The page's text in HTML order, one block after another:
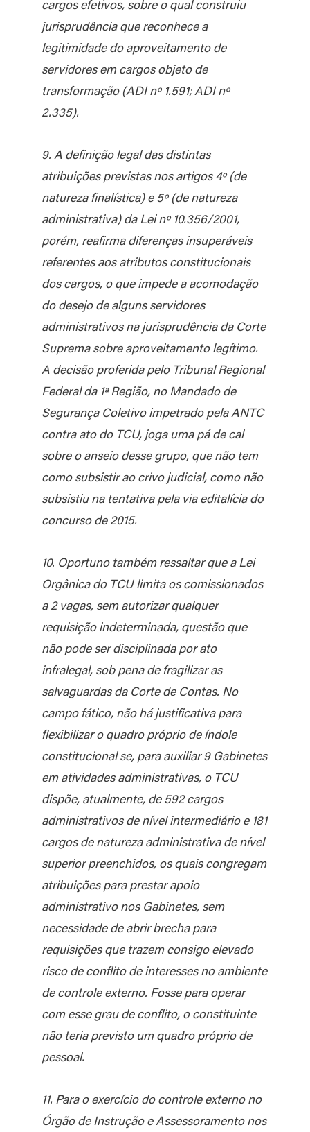
cargos efetivos, sobre o qual construiu
jurisprudência que reconhece a
legitimidade do aproveitamento de
servidores em cargos objeto de
transformação (ADI nº 1.591; ADI nº
2.335).
9. A definição legal das distintas
atribuições previstas nos artigos 4º (de
natureza finalística) e 5º (de natureza
administrativa) da Lei nº 10.356/2001,
porém, reafirma diferenças insuperáveis
referentes aos atributos constitucionais
dos cargos, o que impede a acomodação
do desejo de alguns servidores
administrativos na jurisprudência da Corte
Suprema sobre aproveitamento legítimo.
A decisão proferida pelo Tribunal Regional
Federal da 1ª Região, no Mandado de
Segurança Coletivo impetrado pela ANTC
contra ato do TCU, joga uma pá de cal
sobre o anseio desse grupo, que não tem
como subsistir ao crivo judicial, como não
subsistiu na tentativa pela via editalícia do
concurso de 2015.
10. Oportuno também ressaltar que a Lei
Orgânica do TCU limita os comissionados
a 2 vagas, sem autorizar qualquer
requisição indeterminada, questão que
não pode ser disciplinada por ato
infralegal, sob pena de fragilizar as
salvaguardas da Corte de Contas. No
campo fático, não há justificativa para
flexibilizar o quadro próprio de índole
constitucional se, para auxiliar 9 Gabinetes
em atividades administrativas, o TCU
dispõe, atualmente, de 592 cargos
administrativos de nível intermediário e 181
cargos de natureza administrativa de nível
superior preenchidos, os quais congregam
atribuições para prestar apoio
administrativo nos Gabinetes, sem
necessidade de abrir brecha para
requisições que trazem consigo elevado
risco de conflito de interesses no ambiente
de controle externo. Fosse para operar
com esse grau de conflito, o constituinte
não teria previsto um quadro próprio de
pessoal.
11. Para o exercício do controle externo no
Órgão de Instrução e Assessoramento nos